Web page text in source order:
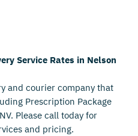
Service Rates in Nelson
and courier company that
Prescription Package
Please call today for
and pricing.